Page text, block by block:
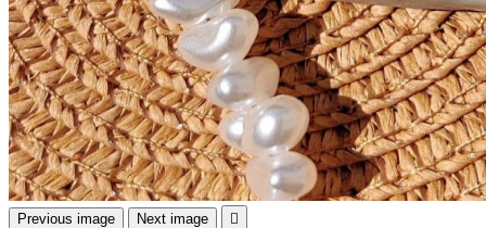
Previous image Next image 